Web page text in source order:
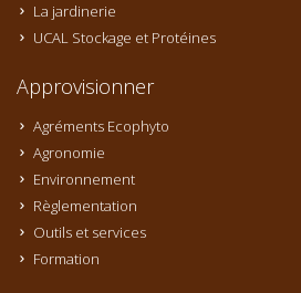
La jardinerie
UCAL Stockage et Protéines
Approvisionner
Agréments Ecophyto
Agronomie
Environnement
Règlementation
Outils et services
Formation